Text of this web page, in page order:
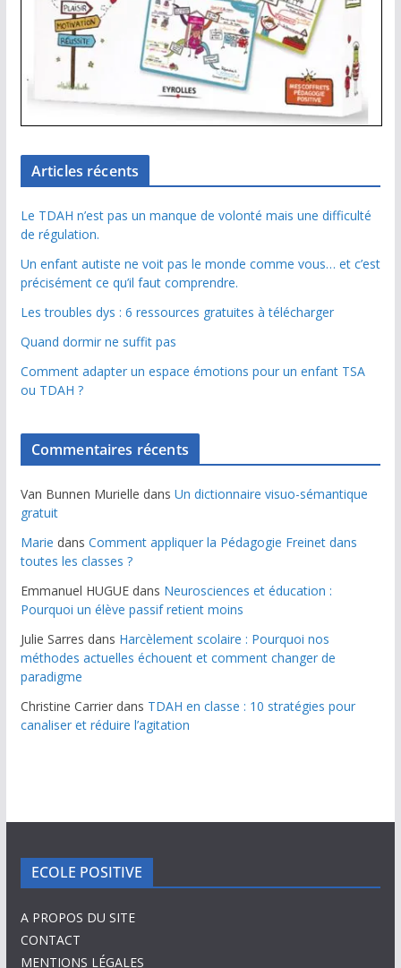
Articles récents
Le TDAH n’est pas un manque de volonté mais une difficulté
de régulation.
Un enfant autiste ne voit pas le monde comme vous… et c’est
précisément ce qu’il faut comprendre.
Les troubles dys : 6 ressources gratuites à télécharger
Quand dormir ne suffit pas
Comment adapter un espace émotions pour un enfant TSA
ou TDAH ?
Commentaires récents
Van Bunnen Murielle dans Un dictionnaire visuo-sémantique
gratuit
Marie dans Comment appliquer la Pédagogie Freinet dans
toutes les classes ?
Emmanuel HUGUEdans Neurosciences et éducation :
Pourquoi un élève passif retient moins
Julie Sarres dans Harcèlement scolaire : Pourquoi nos
méthodes actuelles échouent et comment changer de
paradigme
Christine Carrierdans TDAH en classe : 10 stratégies pour
canaliser et réduire l’agitation
ECOLE POSITIVE
A PROPOS DU SITE
CONTACT
MENTIONS LÉGALES